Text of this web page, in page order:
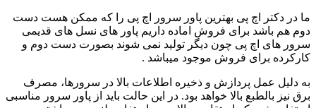
ما در دکتر اچ پی بهترین پاور سرور اچ پی را که ممکن هست دست
دوم هم باشد برای فروش اماده داریم پاور های نسل های قدیمی
سرور های اچ پی چون دیگر تولید نمی شوند بصورت دست دوم و
کارکرده برای فروش موجود میباشد .
به دلیل عمل پردازش و ذخیره اطلاعات بالا در سرورها، مصرف
برق نیز بالطبع بالا خواهد بود. در این حالت باید از پاور سرور مناسبی